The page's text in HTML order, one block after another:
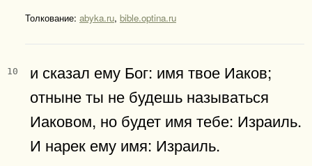
Толкование: abyka.ru, bible.optina.ru
10
и сказал ему Бог: имя твое Иаков;
отныне ты не будешь называться
Иаковом, но будет имя тебе: Израиль.
И нарек ему имя: Израиль.